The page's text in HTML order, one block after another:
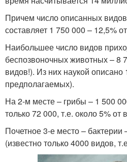
Причем число описанных
составляет 1 750 000 – 12,5%
Наибольшее число видов
беспозвоночных животных – 8
видов!). Из них наукой описано
предполагаемых).
На 2-м месте – грибы – 1 500
только 72 000, т.е. около 5%
Почетное 3-е место – бактерии
(известно только 4000 видов,